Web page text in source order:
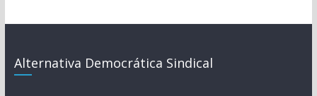
Alternativa Democrática Sindical